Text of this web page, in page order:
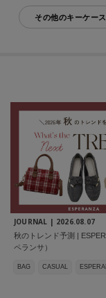
その他のキーケー
JOURNAL | 2026.08.07
秋のトレンド予測 |
ペランサ）
BAG CASUAL